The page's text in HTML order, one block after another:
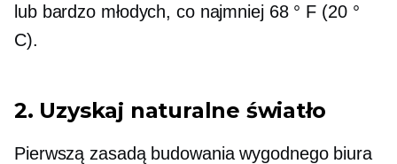
lub bardzo młodych, co najmniej 68 ° F (20 °
C).
2. Uzyskaj naturalne światło
Pierwszą zasadą budowania wygodnego biura